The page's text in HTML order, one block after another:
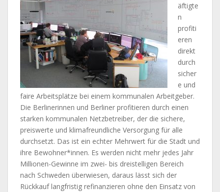
äftigte
n
profiti
eren
direkt
durch
sicher
e und
faire Arbeitsplätze bei einem kommunalen Arbeitgeber.
Die Berlinerinnen und Berliner profitieren durch einen
starken kommunalen Netzbetreiber, der die sichere,
preiswerte und klimafreundliche Versorgung für alle
durchsetzt. Das ist ein echter Mehrwert für die Stadt und
ihre Bewohner*innen. Es werden nicht mehr jedes Jahr
Millionen-Gewinne im zwei- bis dreistelligen Bereich
nach Schweden überwiesen, daraus lässt sich der
Rückkauf langfristig refinanzieren ohne den Einsatz von